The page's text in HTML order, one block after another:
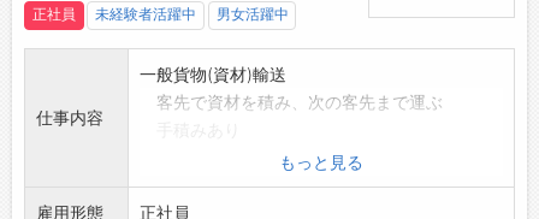
正社員 未経験者活躍中 男女活躍中
仕事内容
一般貨物(資材)輸送
客先で資材を積み、次の客先まで運ぶ
・東北・関東方面 他
・変更範囲:変更なし
もっと見る
雇用形態 正社員